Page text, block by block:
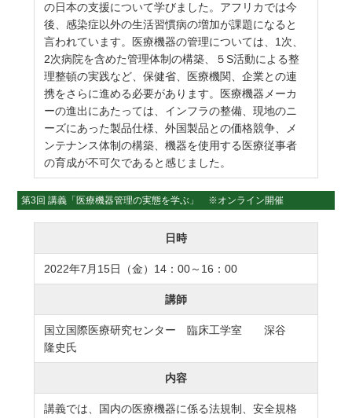
の日本の支援について学びました。アフリカでは今
後、感染症以外の生活習慣病の増加が課題になると
言われています。医療機器の管理については、1次、
2次病院を含めた管理体制の構築、５S活動による整
理整頓の実践など、保健省、医療機関、企業との連
携をさらに進める必要があります。医療機器メーカ
ーの進出にあたっては、インフラの整備、現地のニ
ーズにあった製品仕様、外国製品との価格競争、メ
ンテナンス体制の構築、機器を使用する医療従事者
の育成が不可欠であると感じました。
第3回 講義「医療機器管理の実態を学ぶ」 ※オンライン開催
日時
2022年7月15日（金）14：00～16：00
講師
国立国際医療研究センター 臨床工学室 深谷
隆史氏
内容
講義では、国内の医療機器に係る法規制、安全規格